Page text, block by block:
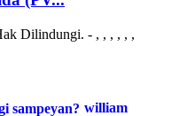
Dilindungi. - , , , , , ,
william